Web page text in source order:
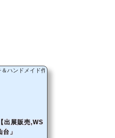
ハンドメイド作品
展販売,WS
」